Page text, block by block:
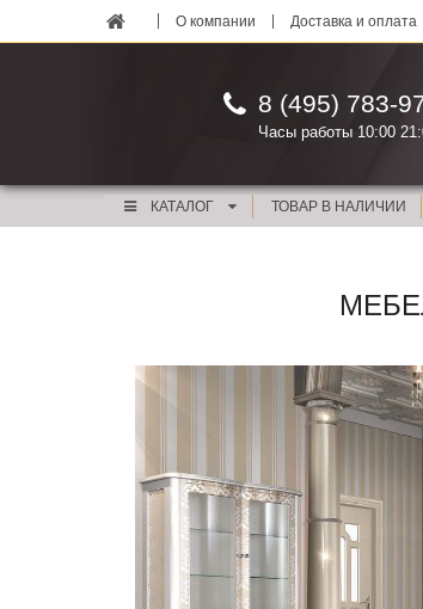
О компании Доставка и оплата
8 (495) 783-
Часы работы 10:00
КАТАЛОГ ТОВАР В НАЛИЧИИ